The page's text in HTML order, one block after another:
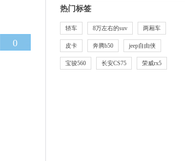
0
热门标签
轿车 8万左右的suv 两厢车
皮卡 奔腾b50 jeep自由侠
宝骏560 长安CS75 荣威rx5